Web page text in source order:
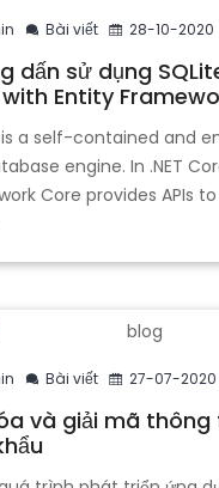
Bài viết 28-10-2020
dấn sử dụng
Entity
is a self-contained and
engine. In .NET
Core provides APIs
Bài viết 27-07-2020
và giải mã thông